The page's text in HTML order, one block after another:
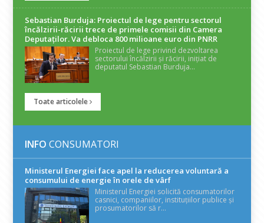
Sebastian Burduja: Proiectul de lege pentru sectorul
încălzirii-răcirii trece de primele comisii din Camera
Deputaților. Va debloca 800 milioane euro din PNRR
Proiectul de lege privind dezvoltarea
sectorului încălzirii și răcirii, inițiat de
deputatul Sebastian Burduja...
Toate articolele
INFO CONSUMATORI
Ministerul Energiei face apel la reducerea voluntară a
consumului de energie în orele de vârf
Ministerul Energiei solicită consumatorilor
casnici, companiilor, instituțiilor publice și
prosumatorilor să r...